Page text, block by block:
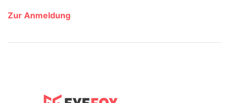
Zur Anmeldung